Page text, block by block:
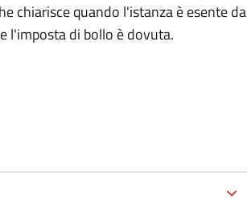
chiarisce quando l'istanza è esente da
l'imposta di bollo è dovuta.